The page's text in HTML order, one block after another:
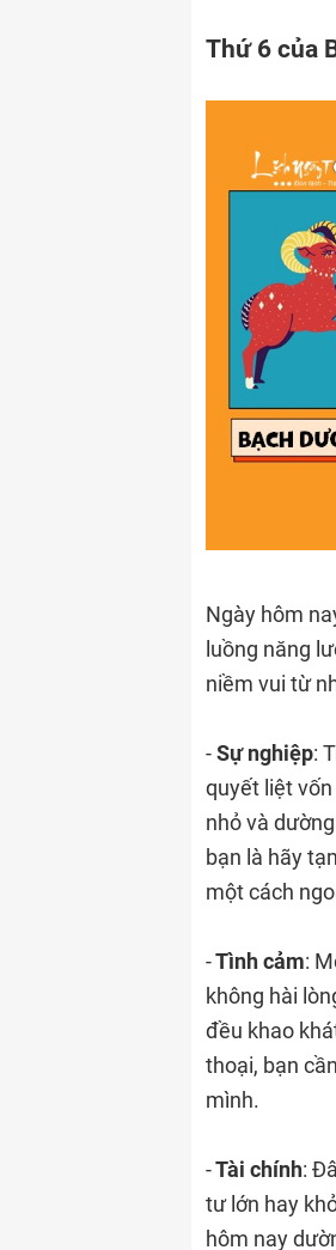
Thứ 6 của
Ngày hôm
luồng năng
niềm vui từ
-Sự nghiệp:
quyết liệt
nhỏ và
bạn là hãy
một cách
-Tình cảm:
không hài
đều khao
thoại, bạn
mình.
-Tài chính:
tư lớn hay
hôm nay